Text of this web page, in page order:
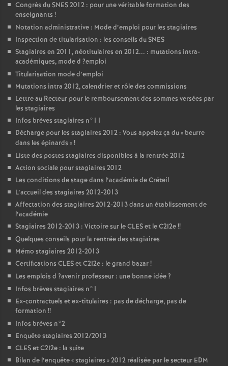
Congrès duSNES2012 : pour une véritable formation des
enseignants !
Notation administrative : Mode d’emploi pour les stagiaires
Inspection de titularisation : les conseils duSNES
Stagiaires en 2011, néotitulaires en 2012... : mutations intra-
académiques, mode d ?emploi
Titularisation mode d’emploi
Mutations intra 2012, calendrier et rôle des commissions
Lettre au Recteur pour le remboursement des sommes versées par
les stagiaires
Infos brèves stagiaires n°11
Décharge pour les stagiaires 2012 : Vous appelez ça du « beurre
dans les épinards »!
Liste des postes stagiaires disponibles à la rentrée 2012
Action sociale pour stagiaires 2012
Les conditions de stage dans l’académie de Créteil
L’accueil des stagiaires 2012-2013
Affectation des stagiaires 2012-2013 dans un établissement de
l’académie
Stagiaires 2012-2013 : Victoire sur leCLESet le C2I2e!!
Quelques conseils pour la rentrée des stagiaires
Mémo stagiaires 2012-2013
Certifications CLESet C2I2e : le grand bazar!
Les emplois d ?avenir professeur : une bonne idée?
Infos brèves stagiaires n°1
Ex-contractuels et ex-titulaires : pas de décharge, pas de
formation !!
Infos brèves n°2
Enquête stagiaires 2012/2013
CLESet C2I2e : la suite
Bilan de l’enquête «stagiaires » 2012 réalisée par le secteur EDM